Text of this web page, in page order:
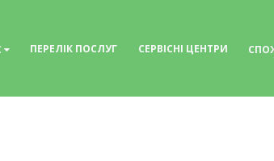
ПЕРЕЛІК ПОСЛУГ СЕРВІСНІ ЦЕНТРИ